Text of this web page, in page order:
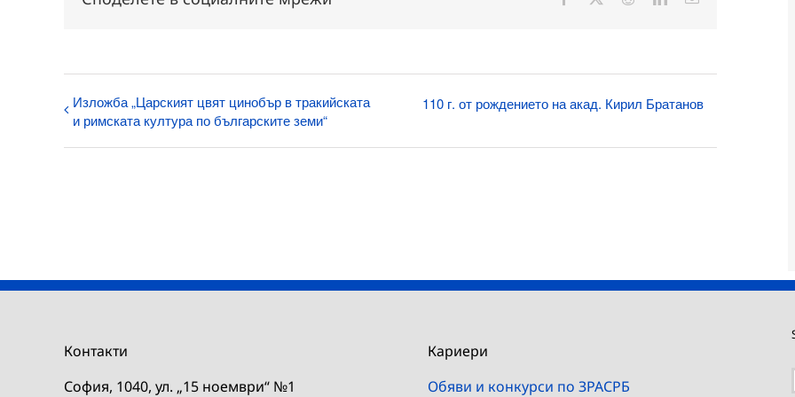
Изложба „Царският цвят цинобър в тракийската
и римската култура по българските земи“
110 г. от рождението на акад. Кирил Братанов
Контакти
София, 1040, ул. „15 ноември“ №1
Кариери
Обяви и конкурси по ЗРАСРБ